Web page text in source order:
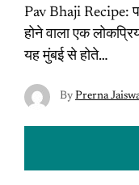
Pav Bhaji Recipe:
होने वाला एक
यह मुंबई से होते…
By Prerna